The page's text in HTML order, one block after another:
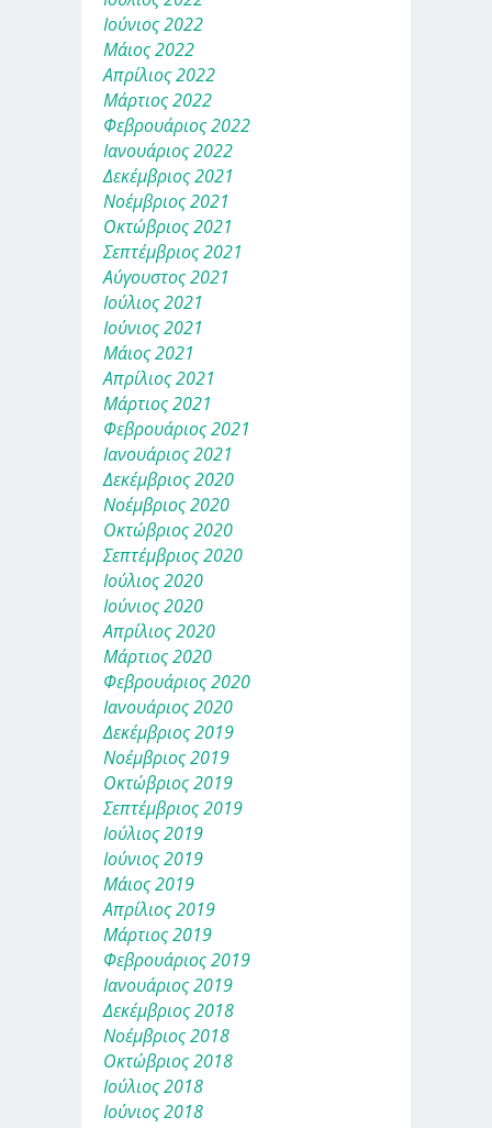
Ιούνιος 2022
Μάιος 2022
Απρίλιος 2022
Μάρτιος 2022
Φεβρουάριος 2022
Ιανουάριος 2022
Δεκέμβριος 2021
Νοέμβριος 2021
Οκτώβριος 2021
Σεπτέμβριος 2021
Αύγουστος 2021
Ιούλιος 2021
Ιούνιος 2021
Μάιος 2021
Απρίλιος 2021
Μάρτιος 2021
Φεβρουάριος 2021
Ιανουάριος 2021
Δεκέμβριος 2020
Νοέμβριος 2020
Οκτώβριος 2020
Σεπτέμβριος 2020
Ιούλιος 2020
Ιούνιος 2020
Απρίλιος 2020
Μάρτιος 2020
Φεβρουάριος 2020
Ιανουάριος 2020
Δεκέμβριος 2019
Νοέμβριος 2019
Οκτώβριος 2019
Σεπτέμβριος 2019
Ιούλιος 2019
Ιούνιος 2019
Μάιος 2019
Απρίλιος 2019
Μάρτιος 2019
Φεβρουάριος 2019
Ιανουάριος 2019
Δεκέμβριος 2018
Νοέμβριος 2018
Οκτώβριος 2018
Ιούλιος 2018
Ιούνιος 2018